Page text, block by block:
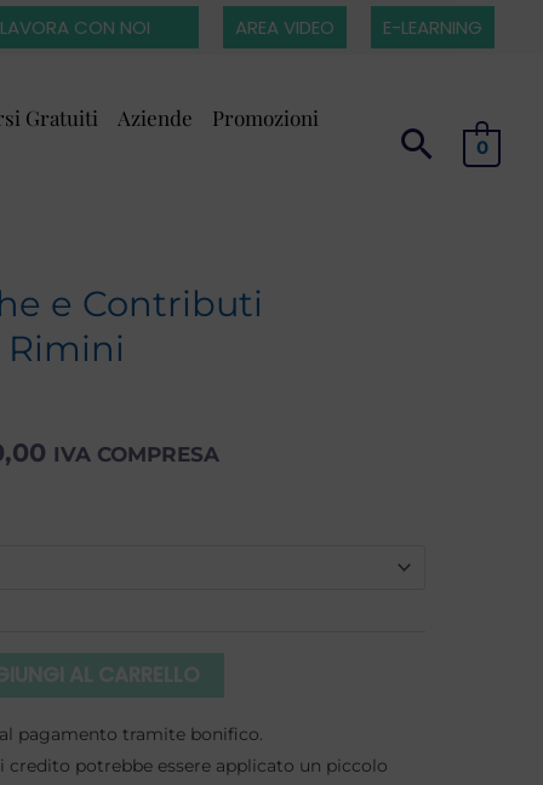
LAVORA CON NOI AREA VIDEO E-LEARNING
Gratuiti Aziende Promozioni
0
e Contributi
Fascia
a
IVA COMPRESA
AL CARRELLO
pagamento tramite bonifico.
credito potrebbe essere applicato un piccolo